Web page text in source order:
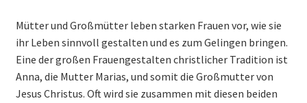
Mütter und Großmütter leben starken Frauen vor, wie sie
ihr Leben sinnvoll gestalten und es zum Gelingen bringen.
Eine der großen Frauengestalten christlicher Tradition ist
Anna, die Mutter Marias, und somit die Großmutter von
Jesus Christus. Oft wird sie zusammen mit diesen beiden